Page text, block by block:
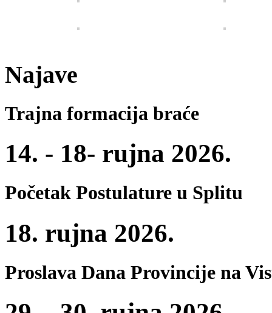
Najave
Trajna formacija braće
14. - 18- rujna 2026.
Početak Postulature u Splitu
18. rujna 2026.
Proslava Dana Provincije na